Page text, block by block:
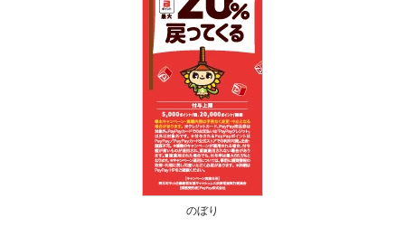
のぼり